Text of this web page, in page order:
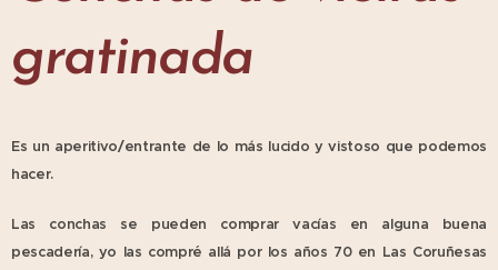
gratinada
Es un aperitivo/entrante de lo más lucido y vistoso que podemos
hacer.
Las conchas se pueden comprar vacías en alguna buena
pescadería, yo las compré allá por los años 70 en Las Coruñesas